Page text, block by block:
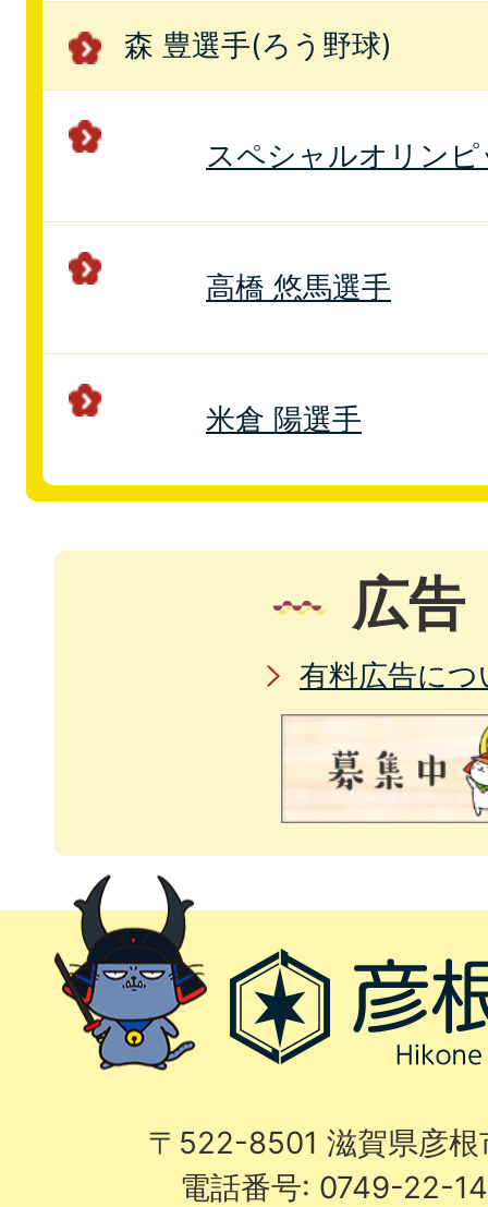
森 豊選手(ろう野球)
スペシャルオリン
高橋 悠馬選手
米倉 陽選手
広告
有料広告につ
〒522-8501 滋賀県彦
電話番号: 0749-22-